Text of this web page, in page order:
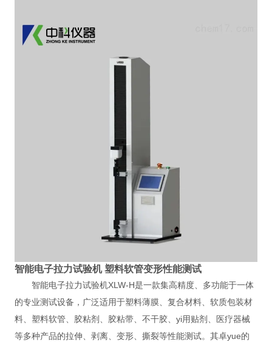
智能电子拉力试验机 塑料软管变形性能测试
智能电子拉力试验机XLW-H是一款集高精度、多功能于一体
的专业测试设备，广泛适用于塑料薄膜、复合材料、软质包装材
料、塑料软管、胶粘剂、胶粘带、不干胶、yi用贴剂、医疗器械
等多种产品的拉伸、剥离、变形、撕裂等性能测试。其卓yue的